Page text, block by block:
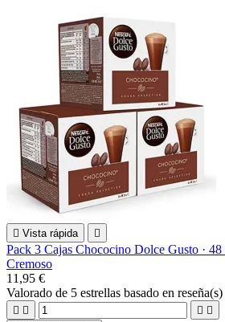
 Vista rápida 
Pack 3 Cajas Chococino Dolce Gusto ·
Cremoso
11,95 €
Valorado de 5 estrellas basado en reseña(s)
   